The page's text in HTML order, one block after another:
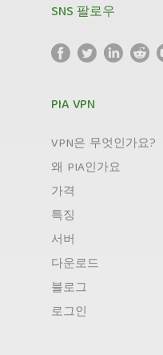
SNS 팔로우
PIA VPN
VPN은 무엇인가요?
왜 PIA인가요
가격
특징
서버
다운로드
블로그
로그인